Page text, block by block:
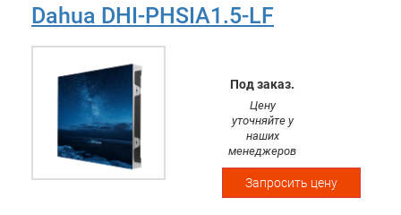
Dahua DHI-PHSIA1.5-LF
Под заказ.
Цену
уточняйте у
наших
менеджеров
Запросить цену